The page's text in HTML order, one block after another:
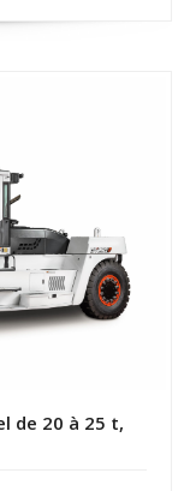
de 20 à 25 t,